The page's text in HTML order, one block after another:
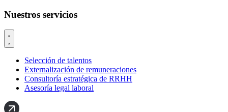
Nuestros servicios
Selección de talentos
Externalización de remuneraciones
Consultoría estratégica de RRHH
Asesoría legal laboral